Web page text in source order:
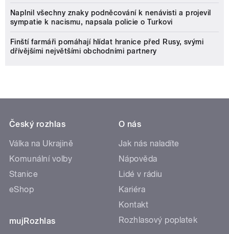
Naplnil všechny znaky podněcování k nenávisti a projevil
sympatie k nacismu, napsala policie o Turkovi
Finští farmáři pomáhají hlídat hranice před Rusy, svými
dřívějšími největšími obchodními partnery
Český rozhlas
Válka na Ukrajině
Komunální volby
Stanice
eShop
mujRozhlas
O nás
Jak nás naladíte
Nápověda
Lidé v rádiu
Kariéra
Kontakt
Rozhlasový poplatek